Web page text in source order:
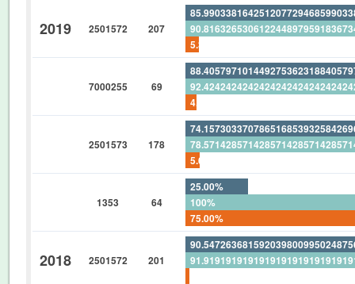
2019 2501572 207
7000255 69
2501573 178
1353 64
25.00%
100%
75.00%
2018 2501572 201